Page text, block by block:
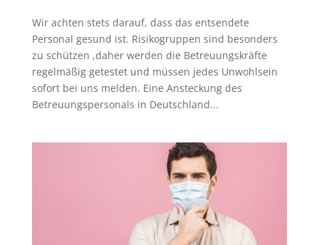
Wir achten stets darauf, dass das entsendete
Personal gesund ist. Risikogruppen sind besonders
zu schützen ,daher werden die Betreuungskräfte
regelmäßig getestet und müssen jedes Unwohlsein
sofort bei uns melden. Eine Ansteckung des
Betreuungspersonals in Deutschland...